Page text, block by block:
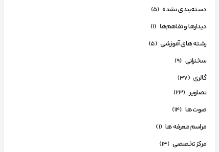
دسته‌بندی نشده (5)
دیدارها و تفاهم‌ها (1)
رشته های آموزشی (5)
سخنرانی (9)
گالری (37)
تصاویر (23)
صوت ها (14)
مراسم معرفه ها (1)
مرکز تخصصی (14)